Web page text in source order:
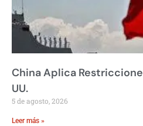
China Aplica
UU.
5 de agosto, 2026
Leer más »